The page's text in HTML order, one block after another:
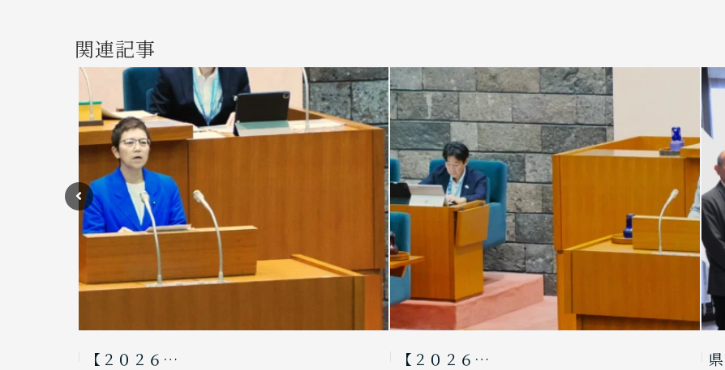
関連記事
【２０２６… 【２０２６…